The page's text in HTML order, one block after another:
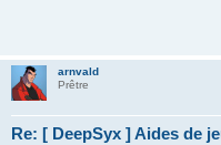
arnvald
Prêtre
Re: [ DeepSyx ] Aides de